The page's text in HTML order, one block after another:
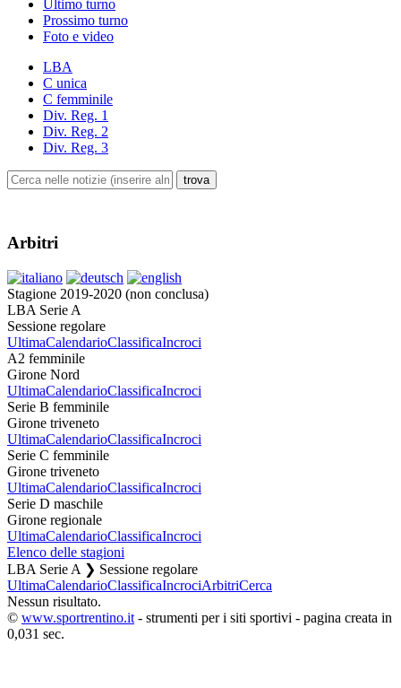
Ultimo turno
Prossimo turno
Foto e video
LBA
C unica
C femminile
Div. Reg. 1
Div. Reg. 2
Div. Reg. 3
Arbitri
Stagione 2019-2020 (non conclusa)
LBA Serie A
Sessione regolare
UltimaCalendarioClassificaIncroci
A2 femminile
Girone Nord
UltimaCalendarioClassificaIncroci
Serie B femminile
Girone triveneto
UltimaCalendarioClassificaIncroci
Serie C femminile
Girone triveneto
UltimaCalendarioClassificaIncroci
Serie D maschile
Girone regionale
UltimaCalendarioClassificaIncroci
Elenco delle stagioni
LBA Serie A ❯ Sessione regolare
UltimaCalendarioClassificaIncrociArbitriCerca
Nessun risultato.
© www.sportrentino.it - strumenti per i siti sportivi - pagina creata in
0,031 sec.